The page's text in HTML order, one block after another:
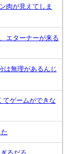
肉が見えてしま
エターナーが来る
は無理があるんじ
てゲームができな